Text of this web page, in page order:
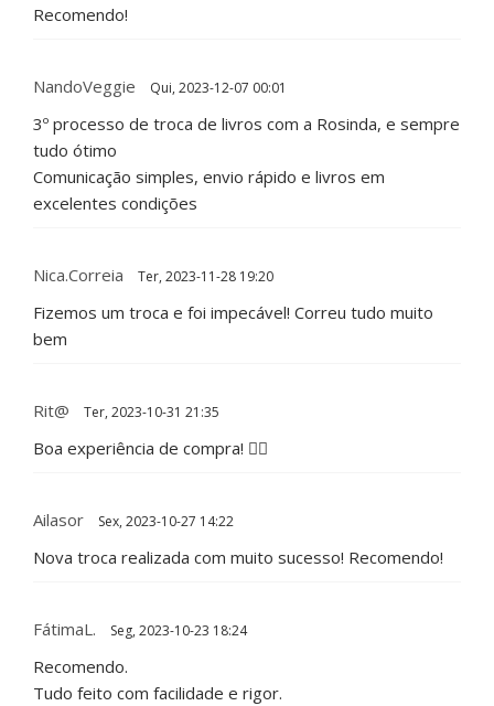
Recomendo!
NandoVeggie Qui, 2023-12-07 00:01
3º processo de troca de livros com a Rosinda, e sempre
tudo ótimo
Comunicação simples, envio rápido e livros em
excelentes condições
Nica.correia Ter, 2023-11-28 19:20
Fizemos um troca e foi impecável! Correu tudo muito
bem
Rit@ Ter, 2023-10-31 21:35
Boa experiência de compra! 👍🏻
Ailasor Sex, 2023-10-27 14:22
Nova troca realizada com muito sucesso! Recomendo!
FátimaL. Seg, 2023-10-23 18:24
Recomendo.
Tudo feito com facilidade e rigor.